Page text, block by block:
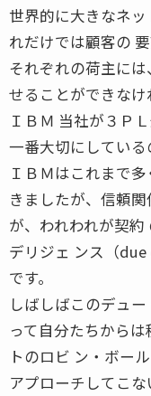
世界的に大きなネ
れだけでは顧客の
それぞれの荷主に
せることができなけ
ＩＢＭ 当社が３Ｐ
一番大切にしている
ＩＢＭはこれまで
きましたが、信頼
が、われわれが契約
デリジェ ンス（
です。
しばしばこのデュ
って自分たちから
トのロビ ン・ボー
アプローチしてこ